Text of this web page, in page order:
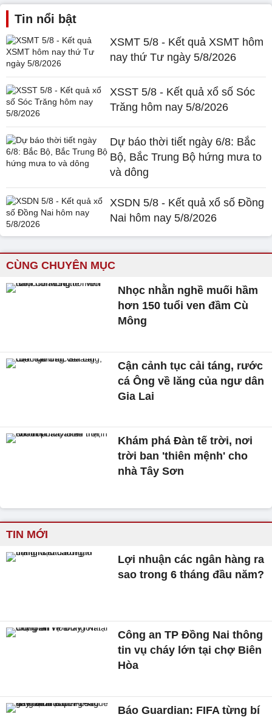
Tin nổi bật
XSMT 5/8 - Kết quả XSMT hôm
nay thứ Tư ngày 5/8/2026
XSST 5/8 - Kết quả xổ số Sóc
Trăng hôm nay 5/8/2026
Dự báo thời tiết ngày 6/8: Bắc
Bộ, Bắc Trung Bộ hứng mưa to
và dông
XSDN 5/8 - Kết quả xổ số Đồng
Nai hôm nay 5/8/2026
CÙNG CHUYÊN MỤC
Nhọc nhằn nghề muối hầm
hơn 150 tuổi ven đầm Cù
Mông
Cận cảnh tục cải táng, rước
cá Ông về lăng của ngư dân
Gia Lai
Khám phá Đàn tế trời, nơi
trời ban 'thiên mệnh' cho
nhà Tây Sơn
TIN MỚI
Lợi nhuận các ngân hàng ra
sao trong 6 tháng đầu năm?
Công an TP Đồng Nai thông
tin vụ cháy lớn tại chợ Biên
Hòa
Báo Guardian: FIFA từng bí